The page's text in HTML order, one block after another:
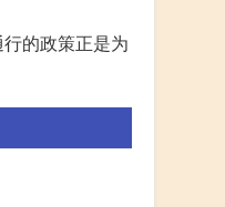
的政策正是为